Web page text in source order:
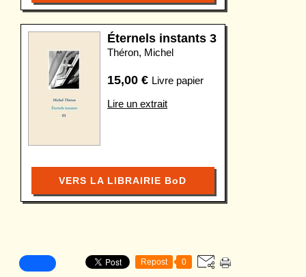
Éternels instants 3
Théron, Michel
15,00 € Livre papier
Lire un extrait
VERS LA LIBRAIRIE BoD
Repost 0